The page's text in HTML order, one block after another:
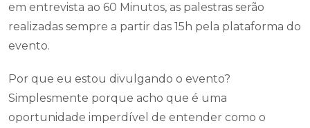
em entrevista ao 60 Minutos, as palestras serão
realizadas sempre a partir das 15h pela plataforma do
evento.
Por que eu estou divulgando o evento?
Simplesmente porque acho que é uma
oportunidade imperdível de entender como o